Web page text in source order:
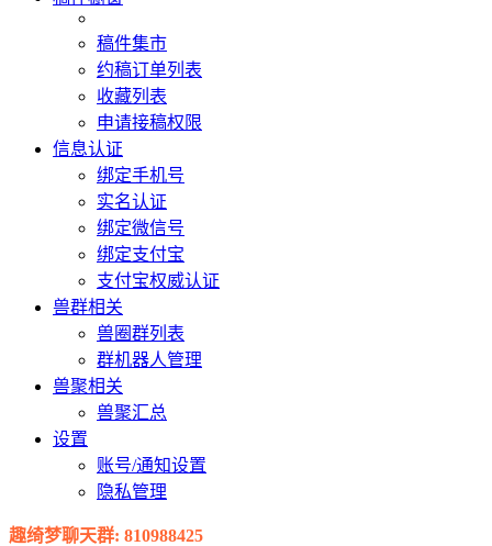
稿件集市
约稿订单列表
收藏列表
申请接稿权限
信息认证
绑定手机号
实名认证
绑定微信号
绑定支付宝
支付宝权威认证
兽群相关
兽圈群列表
群机器人管理
兽聚相关
兽聚汇总
设置
账号/通知设置
隐私管理
趣绮梦聊天群: 810988425